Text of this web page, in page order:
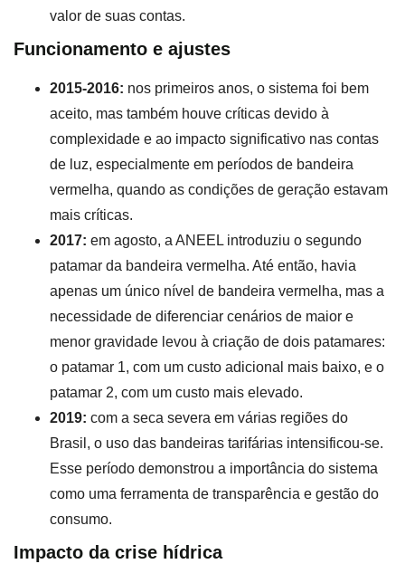
valor de suas contas.
Funcionamento e ajustes
2015-2016: nos primeiros anos, o sistema foi bem
aceito, mas também houve críticas devido à
complexidade e ao impacto significativo nas contas
de luz, especialmente em períodos de bandeira
vermelha, quando as condições de geração estavam
mais críticas.
2017: em agosto, a ANEEL introduziu o segundo
patamar da bandeira vermelha. Até então, havia
apenas um único nível de bandeira vermelha, mas a
necessidade de diferenciar cenários de maior e
menor gravidade levou à criação de dois patamares:
o patamar 1, com um custo adicional mais baixo, e o
patamar 2, com um custo mais elevado.
2019: com a seca severa em várias regiões do
Brasil, o uso das bandeiras tarifárias intensificou-se.
Esse período demonstrou a importância do sistema
como uma ferramenta de transparência e gestão do
consumo.
Impacto da crise hídrica